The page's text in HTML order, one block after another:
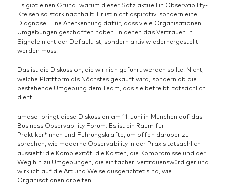
Es gibt einen Grund, warum dieser Satz aktuell in Observability-
Kreisen so stark nachhallt. Er ist nicht aspirativ, sondern eine
Diagnose. Eine Anerkennung dafür, dass viele Organisationen
Umgebungen geschaffen haben, in denen das Vertrauen in
Signale nicht der Default ist, sondern aktiv wiederhergestellt
werden muss.
Das ist die Diskussion, die wirklich geführt werden sollte. Nicht,
welche Plattform als Nächstes gekauft wird, sondern ob die
bestehende Umgebung dem Team, das sie betreibt, tatsächlich
dient.
amasol bringt diese Diskussion am 11. Juni in München auf das
Business Observability Forum. Es ist ein Raum für
Praktiker*innen und Führungskräfte, um offen darüber zu
sprechen, wie moderne Observability in der Praxis tatsächlich
aussieht: die Komplexität, die Kosten, die Kompromisse und der
Weg hin zu Umgebungen, die einfacher, vertrauenswürdiger und
wirklich auf die Art und Weise ausgerichtet sind, wie
Organisationen arbeiten.